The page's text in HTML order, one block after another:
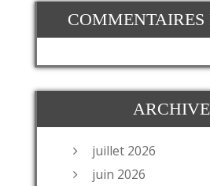
COMMENTAIRES
juillet 2026
juin 2026